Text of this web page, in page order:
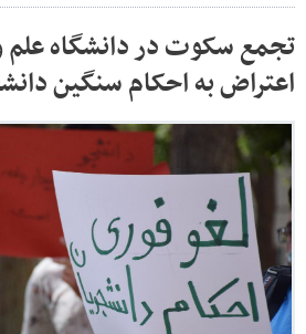
تجمع سکوت در دانشگاه
اعتراض به احکام سنگین